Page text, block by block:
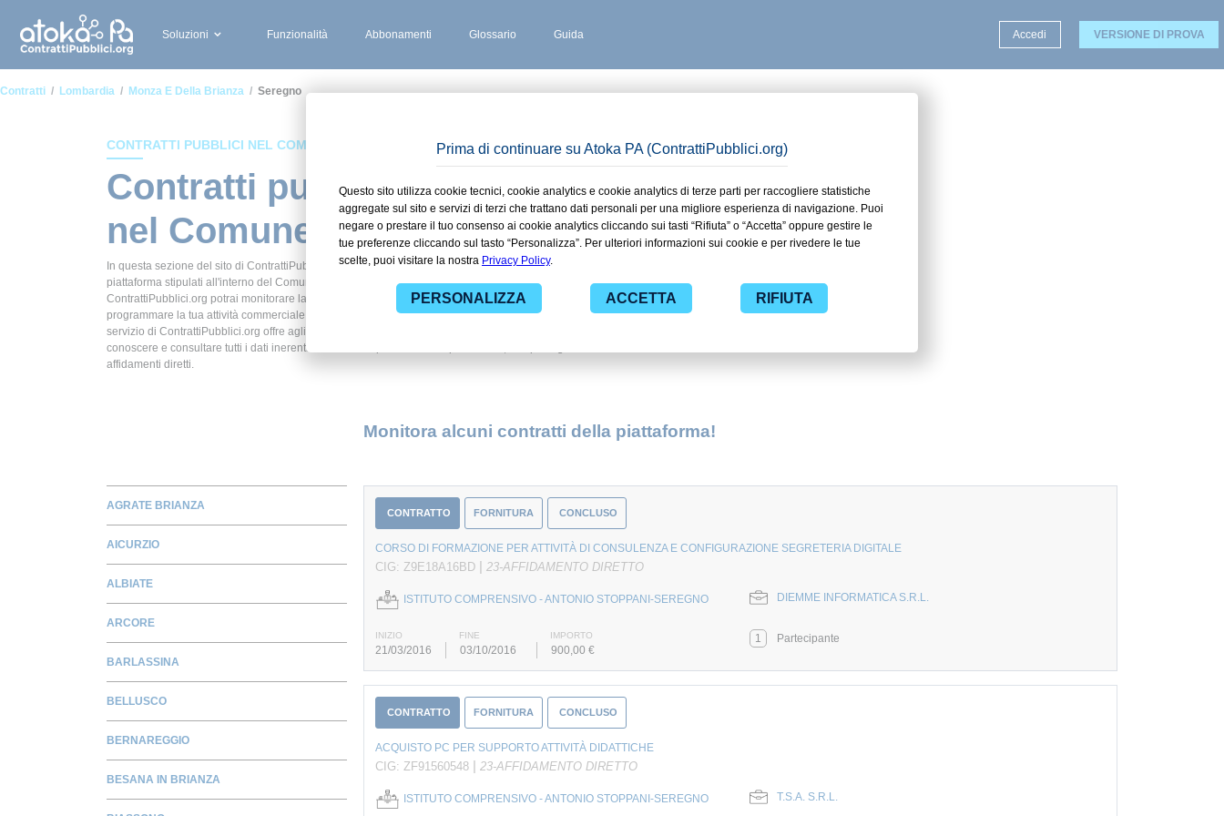
Soluzioni Funzionalità Abbonamenti Glossario Guida Accedi VERSIONE DI PROVA
Contratti Lombardia Monza E Della Brianza Seregno
CONTRATTI PUBBLICI NEL COMUNE DI SEREGNO
Contratti pubblici stipulati
nel Comune di Seregno
In questa sezione del sito di ContrattiPubblici.org potrai avere ad alcuni dei contratti presenti nella
piattaforma stipulati all'interno del Comune di Seregno. Grazie alle funzionalità di
ContrattiPubblici.org potrai monitorare la scadenza dei contratti pubblici di tuo interesse e
programmare la tua attività commerciale con le Pubbliche Amministrazioni con largo anticipo. Il
servizio di ContrattiPubblici.org offre agli utenti 7 giorni di prova gratuiti per avere l'opportunità di
conoscere e consultare tutti i dati inerenti ai contratti stipulati da una specifica PA, compresi gli
affidamenti diretti.
Monitora alcuni contratti della piattaforma!
AGRATE BRIANZA
AICURZIO
ALBIATE
ARCORE
BARLASSINA
BELLUSCO
BERNAREGGIO
BESANA IN BRIANZA
CONTRATTO FORNITURA CONCLUSO
CORSO DI FORMAZIONE PER ATTIVITÀ DI CONSULENZA E CONFIGURAZIONE SEGRETERIA DIGITALE
CIG: Z9E18A16BD | 23-AFFIDAMENTO DIRETTO
ISTITUTO COMPRENSIVO - ANTONIO STOPPANI-SEREGNO DIEMME INFORMATICA S.R.L.
INIZIO FINE IMPORTO
21/03/2016 03/10/2016 900,00 €
1 Partecipante
CONTRATTO FORNITURA CONCLUSO
ACQUISTO PC PER SUPPORTO ATTIVITÀ DIDATTICHE
CIG: ZF91560548 | 23-AFFIDAMENTO DIRETTO
ISTITUTO COMPRENSIVO - ANTONIO STOPPANI-SEREGNO T.S.A. S.R.L.